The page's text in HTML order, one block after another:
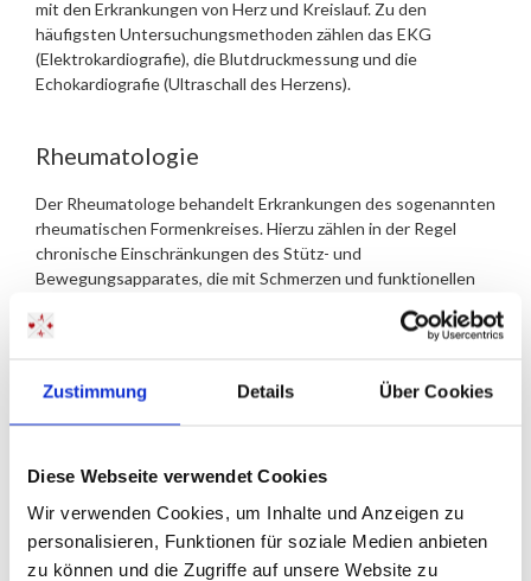
Zustimmung Details Über Cookies
Diese Webseite verwendet Cookies
Wir verwenden Cookies, um Inhalte und Anzeigen zu
personalisieren, Funktionen für soziale Medien anbieten
zu können und die Zugriffe auf unsere Website zu
mit den Erkrankungen von Herz und Kreislauf. Zu den
häufigsten Untersuchungsmethoden zählen das EKG
(Elektrokardiografie), die Blutdruckmessung und die
Echokardiografie (Ultraschall des Herzens).
Rheumatologie
Der Rheumatologe behandelt Erkrankungen des sogenannten
rheumatischen Formenkreises. Hierzu zählen in der Regel
chronische Einschränkungen des Stütz- und
Bewegungsapparates, die mit Schmerzen und funktionellen
Endokrinologie und Diabetologie
Hier wird die gesamte Bandbreite der Erkrankungen
produzierenden Organen, beispielsweise Schilddrüse oder
und verschiedene weitere Stoffwechselkrankheiten zählen
zum Behandlungsbereich.